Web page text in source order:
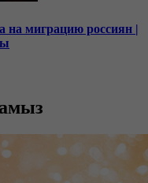
на миграцию россиян |